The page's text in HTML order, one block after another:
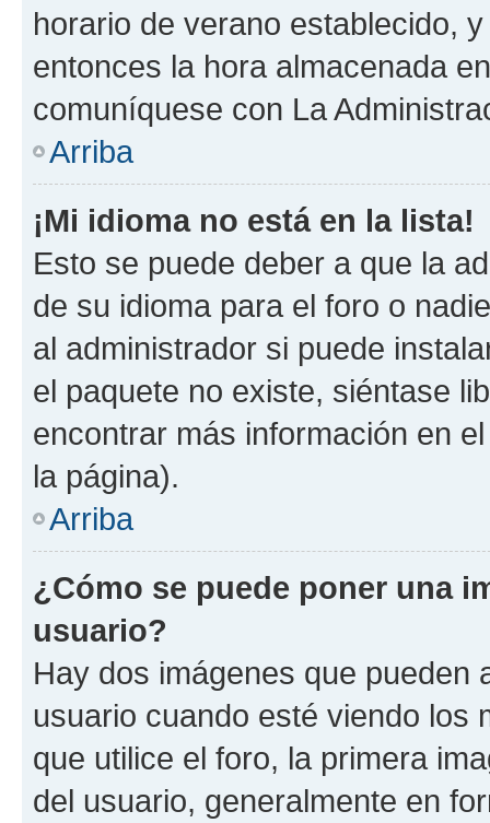
horario de verano establecido,
entonces la hora almacenada
comuníquese con La
Arriba
¡Mi idioma no está en la lista!
Esto se puede deber a que la
de su idioma para el foro o
al administrador si puede
el paquete no existe, siéntase
encontrar más información en
la página).
Arriba
¿Cómo se puede poner una
usuario?
Hay dos imágenes que pueden
usuario cuando esté viendo los
que utilice el foro, la primera
del usuario, generalmente en